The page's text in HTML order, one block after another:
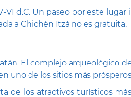
VI d.C. Un paseo por este
a Chichén Itzá no es gratuita.
El complejo arqueológico
uno de los sitios más
los atractivos turísticos